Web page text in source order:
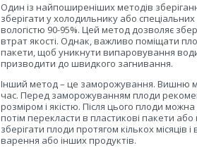
Один із найпоширеніших методів
зберігати у холодильнику або
вологістю 90-95%. Цей метод дозволяє
втрат якості. Однак, важливо поміщати
пакети, щоб уникнути випаровування
призводити до швидкого загнивання.
Інший метод – це заморожування. Вишню
час. Перед заморожуванням плоди
розміром і якістю. Після цього плоди
потім перекласти в пластикові пакети
зберігати плоди протягом кількох місяців
варення або інших продуктів.